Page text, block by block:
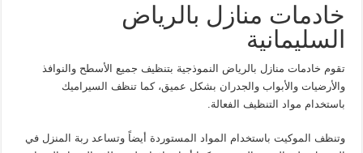
خادمات منازل بالرياض
السليمانية
تقوم خادمات منازل بالرياض النموذجية بتنظيف جميع الأسطح والنوافذ
والأرضيات والأبواب والجدران بشكل عميق، كما تنظف السيراميك
باستخدام مواد التنظيف الفعالة.
وتنظف الموكيت باستخدام المواد المستوردة أيضاً وتساعد ربة المنزل في